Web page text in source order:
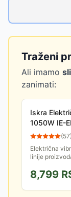
Traženi
Ali imamo
zanimati:
Iskra
1050W IE-
(57)
Električna
linije
obrtanja.
8,799